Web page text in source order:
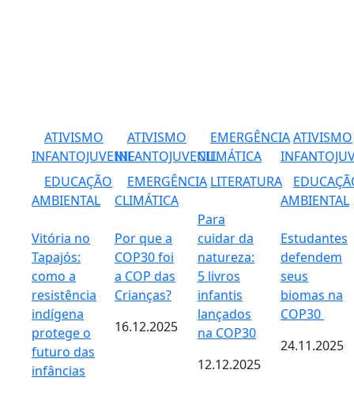
ATIVISMO
INFANTOJUVENIL
EDUCAÇÃO
AMBIENTAL
Vitória no
Tapajós:
como a
resistência
indígena
protege o
futuro das
infâncias
ATIVISMO
INFANTOJUVENIL
EMERGÊNCIA
CLIMÁTICA
Por que a
COP30 foi
a COP das
Crianças?
16.12.2025
EMERGÊNCIA
CLIMÁTICA
LITERATURA
Para
cuidar da
natureza:
5 livros
infantis
lançados
na COP30
12.12.2025
ATIVISMO
AMBIENTAL
Estudantes
defendem
seus
biomas na
COP30
24.11.2025